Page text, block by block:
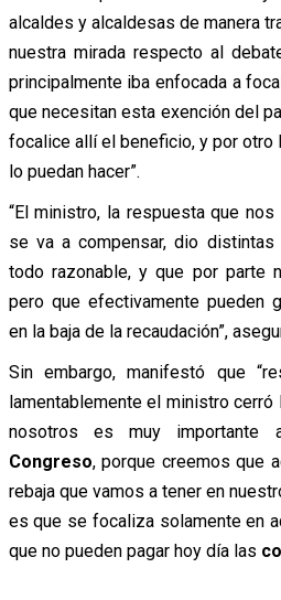
alcaldes y alcaldesas de manera
nuestra mirada respecto al
principalmente iba enfocada a
que necesitan esta exención del
focalice allí el beneficio, y por otro
lo puedan hacer”.
“El ministro, la respuesta que
se va a compensar, dio
todo razonable, y que por parte
pero que efectivamente pueden
en la baja de la recaudación”,
Sin embargo, manifestó que
lamentablemente el ministro
nosotros es muy
Congreso, porque creemos que
rebaja que vamos a tener en
es que se focaliza solamente en
que no pueden pagar hoy día las